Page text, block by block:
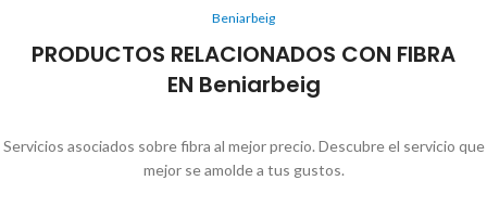
Beniarbeig
PRODUCTOS RELACIONADOS CON FIBRA
EN Beniarbeig
Servicios asociados sobre fibra al mejor precio. Descubre el servicio que
mejor se amolde a tus gustos.